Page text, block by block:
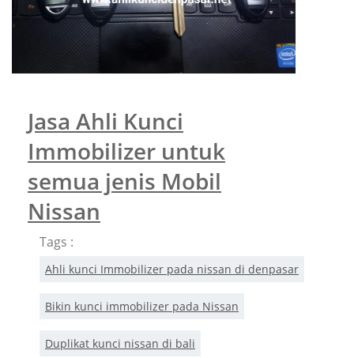
Jasa Ahli Kunci
Immobilizer untuk
semua jenis Mobil
Nissan
Tags :
Ahli kunci Immobilizer pada nissan di denpasar
Bikin kunci immobilizer pada Nissan
Duplikat kunci nissan di bali